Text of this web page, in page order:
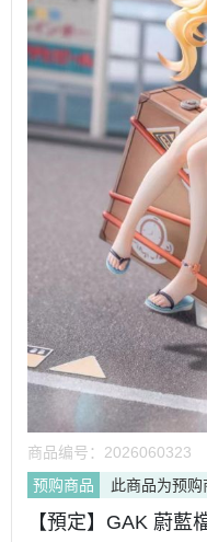
商品编号： 2026060323
预购商品
此商品为预购
【預定】GAK 蔚藍